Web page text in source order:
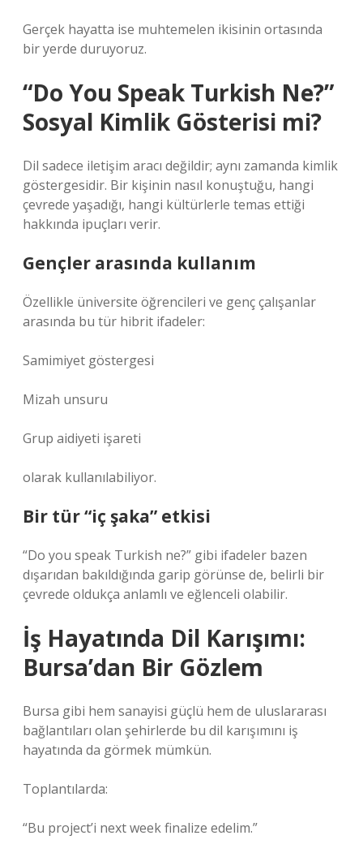
Gerçek hayatta ise muhtemelen ikisinin ortasında
bir yerde duruyoruz.
“Do You Speak Turkish Ne?”
Sosyal Kimlik Gösterisi mi?
Dil sadece iletişim aracı değildir; aynı zamanda kimlik
göstergesidir. Bir kişinin nasıl konuştuğu, hangi
çevrede yaşadığı, hangi kültürlerle temas ettiği
hakkında ipuçları verir.
Gençler arasında kullanım
Özellikle üniversite öğrencileri ve genç çalışanlar
arasında bu tür hibrit ifadeler:
Samimiyet göstergesi
Mizah unsuru
Grup aidiyeti işareti
olarak kullanılabiliyor.
Bir tür “iç şaka” etkisi
“Do you speak Turkish ne?” gibi ifadeler bazen
dışarıdan bakıldığında garip görünse de, belirli bir
çevrede oldukça anlamlı ve eğlenceli olabilir.
İş Hayatında Dil Karışımı:
Bursa’dan Bir Gözlem
Bursa gibi hem sanayisi güçlü hem de uluslararası
bağlantıları olan şehirlerde bu dil karışımını iş
hayatında da görmek mümkün.
Toplantılarda:
“Bu project’i next week finalize edelim.”